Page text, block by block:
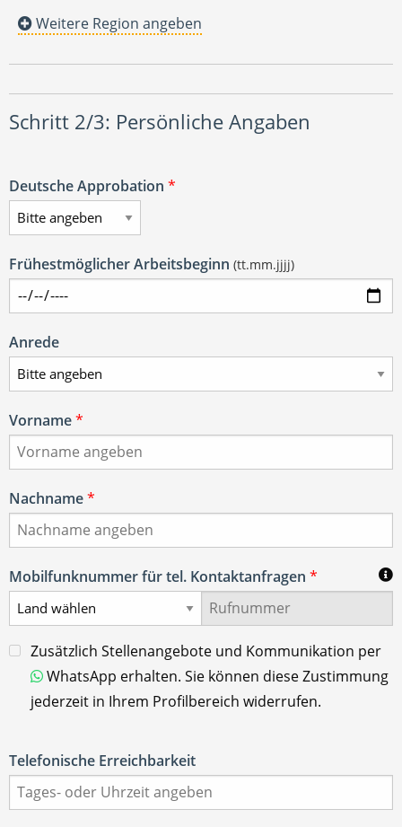
Weitere Region angeben
Schritt 2/3: Persönliche Angaben
Deutsche Approbation *
Frühestmöglicher Arbeitsbeginn (tt.mm.jjjj)
Anrede
Vorname*
Nachname*
Mobilfunknummer für tel. Kontaktanfragen *
Zusätzlich Stellenangebote und Kommunikation per
WhatsApp erhalten. Sie können diese Zustimmung
jederzeit in Ihrem Profilbereich widerrufen.
Telefonische Erreichbarkeit